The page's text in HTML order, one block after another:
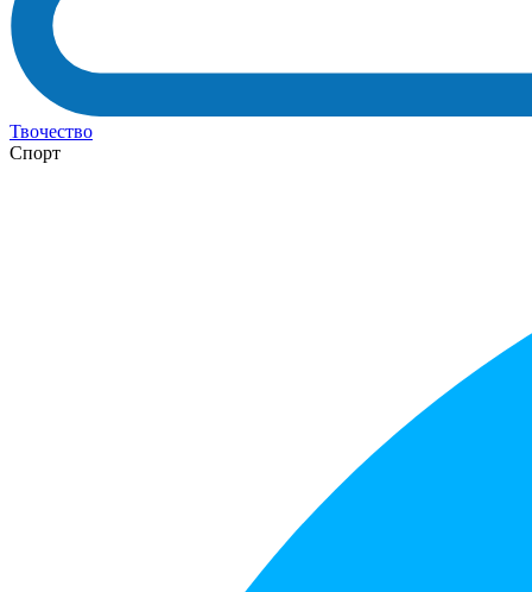
Твочество
Спорт